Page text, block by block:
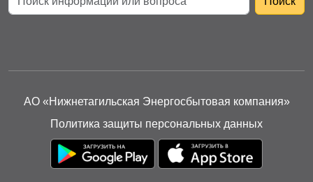
АО «Нижнетагильская Энергосбытовая компания»
Политика защиты персональных данных